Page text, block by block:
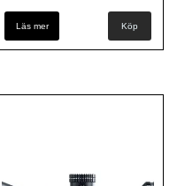
Läs mer